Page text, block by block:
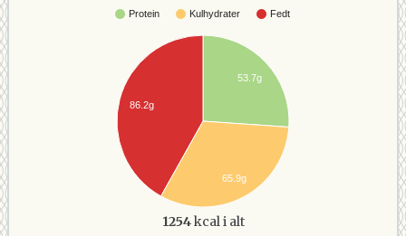
Protein Kulhydrater Fedt
53.7g
86.2g
65.9g
1254kcal i alt